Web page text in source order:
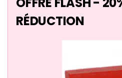
RÉDUCTION